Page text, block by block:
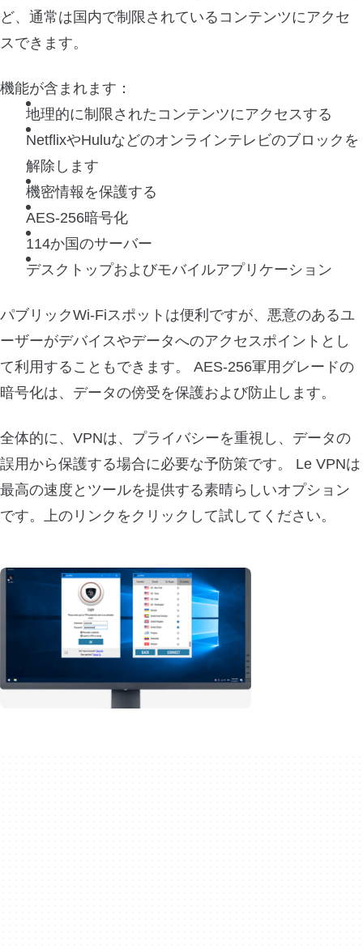
ど、通常は国内で制限されているコンテンツにアクセ
スできます。
機能が含まれます：
地理的に制限されたコンテンツにアクセスする
NetflixやHuluなどのオンラインテレビのブロックを
解除します
機密情報を保護する
AES-256暗号化
114か国のサーバー
デスクトップおよびモバイルアプリケーション
パブリックWi-Fiスポットは便利ですが、悪意のあるユ
ーザーがデバイスやデータへのアクセスポイントとし
て利用することもできます。 AES-256軍用グレードの
暗号化は、データの傍受を保護および防止します。
全体的に、VPNは、プライバシーを重視し、データの
誤用から保護する場合に必要な予防策です。 Le VPNは
最高の速度とツールを提供する素晴らしいオプション
です。上のリンクをクリックして試してください。